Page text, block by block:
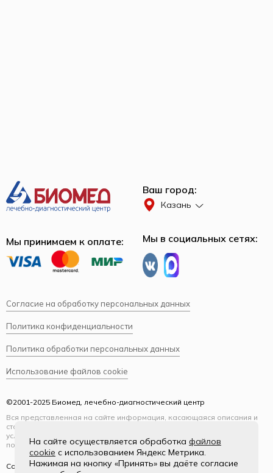
Ваш город:
Казань
Мы принимаем к оплате: Мы в социальных сетях:
©2001-2025 Биомед, лечебно-диагностический центр
Вся представленная на сайте информация, касающаяся описания и
стоимости услуг, носит информационный характер и ни при каких
условиях не является публичной офертой, определяемой
положениями Статьи 437(2) Гражданского кодекса РФ.
Создание и продвижение
Согласие на обработку персональных данных
Политика конфиденциальности
Политика обработки персональных данных
Использование файлов cookie
На сайте осуществляется обработка файлов
cookie с использованием Яндекс Метрика.
Нажимая на кнопку «Принять» вы даёте согласие